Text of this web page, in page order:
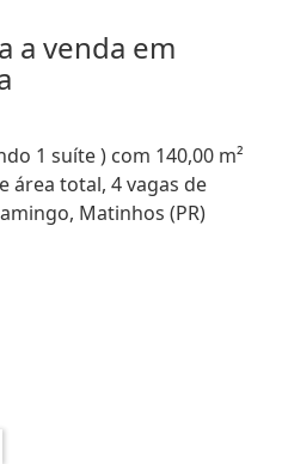
a venda em
1 suíte ) com 140,00 m²
área total, 4 vagas de
Matinhos (PR)